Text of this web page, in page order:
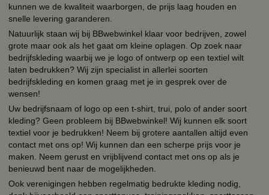
kunnen we de kwaliteit waarborgen, de prijs laag houden en
snelle levering garanderen.
Natuurlijk staan wij bij BBwebwinkel klaar voor bedrijven, zowel
grote maar ook als het gaat om kleine oplagen. Op zoek naar
bedrijfskleding waarbij we je logo of ontwerp op een textiel wilt
laten bedrukken? Wij zijn specialist in allerlei soorten
bedrijfskleding en komen graag met je in gesprek over de
wensen!
Uw bedrijfsnaam of logo op een t-shirt, trui, polo of ander soort
kleding? Geen probleem bij BBwebwinkel! Wij kunnen elk soort
textiel voor je bedrukken! Neem bij grotere aantallen altijd even
contact met ons op! Wij kunnen dan een scherpe prijs voor je
maken. Neem gerust en vrijblijvend contact met ons op als je
benieuwd bent naar de mogelijkheden.
Ook verenigingen hebben regelmatig bedrukte kleding nodig,